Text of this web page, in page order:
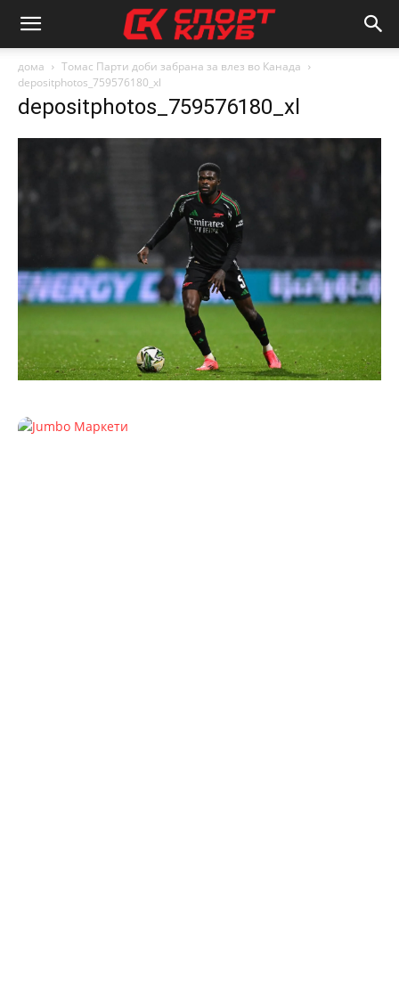
дома
Томас Парти доби забрана за влез во Канада
depositphotos_759576180_xl
depositphotos_759576180_xl